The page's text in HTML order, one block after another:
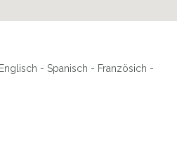
- Spanisch - Französich -